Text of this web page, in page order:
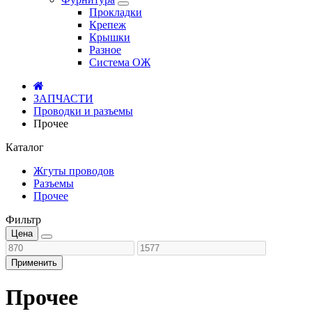
Прокладки
Крепеж
Крышки
Разное
Система ОЖ
ЗАПЧАСТИ
Проводки и разъемы
Прочее
Каталог
Жгуты проводов
Разъемы
Прочее
Фильтр
Цена
Применить
Прочее